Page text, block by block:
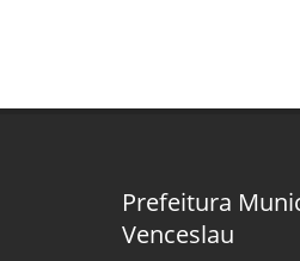
Prefeitura
Venceslau